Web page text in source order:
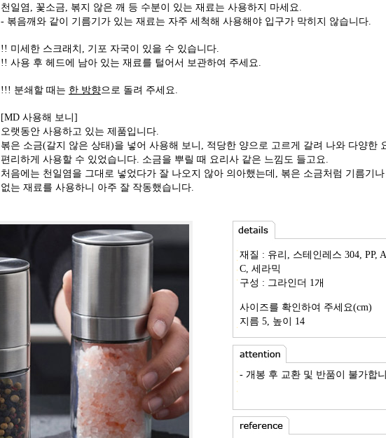
천일염, 꽃소금, 볶지 않은 깨 등 수분이 있는 재료는 사용하지 마세요.
- 볶음깨와 같이 기름기가 있는 재료는 자주 세척해 사용해야 입구가 막히지 않습니다.
!! 미세한 스크래치, 기포 자국이 있을 수 있습니다.
!! 사용 후 헤드에 남아 있는 재료를 털어서 보관하여 주세요.
!!! 분쇄할 때는 한 방향으로 돌려 주세요.
[MD 사용해 보니]
오랫동안 사용하고 있는 제품입니다.
볶은 소금(갈지 않은 상태)을 넣어 사용해 보니, 적당한 양으로 고르게 갈려 나와 다양한
편리하게 사용할 수 있었습니다. 소금을 뿌릴 때 요리사 같은 느낌도 들고요.
처음에는 천일염을 그대로 넣었다가 잘 나오지 않아 의아했는데, 볶은 소금처럼 기름기
없는 재료를 사용하니 아주 잘 작동했습니다.
재질 : 유리, 스테인레스 304, PP,
C, 세라믹
구성 : 그라인더 1개
사이즈를 확인하여 주세요(cm)
지름 5, 높이 14
- 개봉 후 교환 및 반품이 불가합